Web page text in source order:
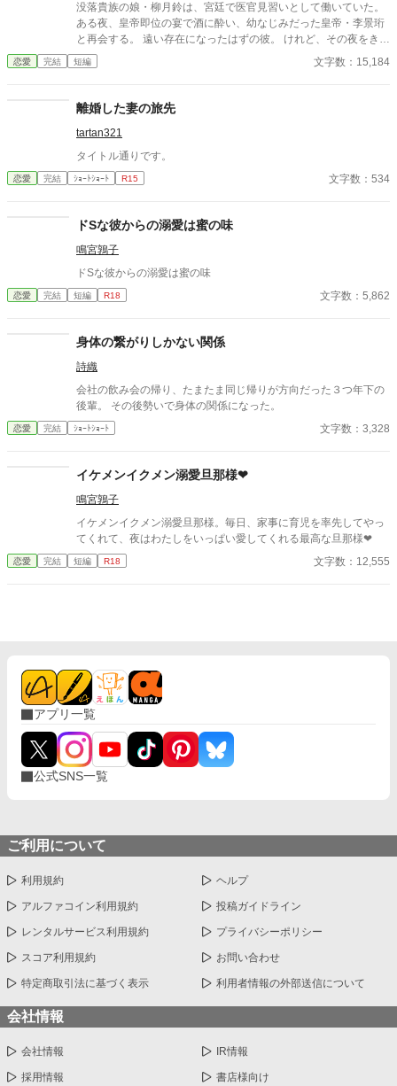
没落貴族の娘・柳月鈴は、宮廷で医官見習いとして働いていた。
ある夜、皇帝即位の宴で酒に酔い、幼なじみだった皇帝・李景珩
と再会する。 遠い存在になったはずの彼。 けれど、その夜をきっ
かけに月鈴の運命は大きく動き出す。 冷酷と恐れられる皇帝が、
なぜか彼女だけには甘すぎて――。
恋愛 完結 短編 文字数：15,184
離婚した妻の旅先
tartan321
タイトル通りです。
恋愛 完結 ｼｮｰﾄｼｮｰﾄ R15 文字数：534
ドSな彼からの溺愛は蜜の味
鳴宮鶉子
ドSな彼からの溺愛は蜜の味
恋愛 完結 短編 R18 文字数：5,862
身体の繋がりしかない関係
詩織
会社の飲み会の帰り、たまたま同じ帰りが方向だった３つ年下の
後輩。 その後勢いで身体の関係になった。
恋愛 完結 ｼｮｰﾄｼｮｰﾄ 文字数：3,328
イケメンイクメン溺愛旦那様❤︎
鳴宮鶉子
イケメンイクメン溺愛旦那様。毎日、家事に育児を率先してやっ
てくれて、夜はわたしをいっぱい愛してくれる最高な旦那様❤︎
恋愛 完結 短編 R18 文字数：12,555
アプリ一覧
公式SNS一覧
ご利用について
利用規約 ヘルプ
アルファコイン利用規約 投稿ガイドライン
レンタルサービス利用規約 プライバシーポリシー
スコア利用規約 お問い合わせ
特定商取引法に基づく表示 利用者情報の外部送信について
会社情報
会社情報 IR情報
採用情報 書店様向け